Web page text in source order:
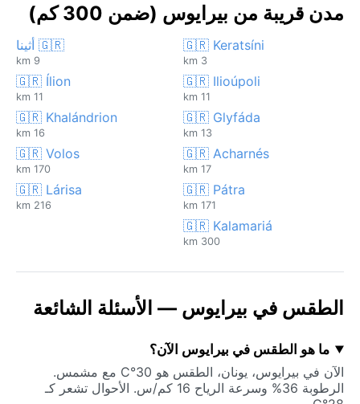
مدن قريبة من بيرايوس (ضمن 300 كم)
🇬🇷 Keratsíni
3 km
🇬🇷 أثينا
9 km
🇬🇷 Ilioúpoli
11 km
🇬🇷 Ílion
11 km
🇬🇷 Glyfáda
13 km
🇬🇷 Khalándrion
16 km
🇬🇷 Acharnés
17 km
🇬🇷 Volos
170 km
🇬🇷 Pátra
171 km
🇬🇷 Lárisa
216 km
🇬🇷 Kalamariá
300 km
الطقس في بيرايوس — الأسئلة الشائعة
ما هو الطقس في بيرايوس الآن؟
الآن في بيرايوس، يونان، الطقس هو 30°C مع مشمس.
الرطوبة 36% وسرعة الرياح 16 كم/س. الأحوال تشعر كـ